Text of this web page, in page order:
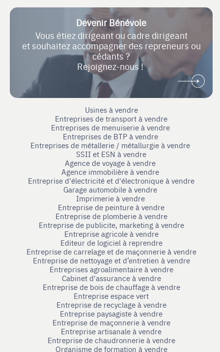
Devenir Bénévole
Vous étiez dirigeant ou cadre dirigeant
et souhaitez accompagner des repreneurs ou
cédants ?
Rejoignez-nous !
Usines à vendre
Entreprises de transport à vendre
Entreprises de menuiserie à vendre
Entreprises de BTP à vendre
Entreprises de métallerie / métallurgie à vendre
SSII et ESN à vendre
Agence de voyage à vendre
Agence immobilière à vendre
Entreprise d'électricité et d'électronique à vendre
Garage automobile à vendre
Imprimerie à vendre
Entreprise de peinture à vendre
Entreprise de plomberie à vendre
Entreprise de publicite, marketing à vendre
Entreprise agricole à vendre
Editeur de logiciel à reprendre
Entreprise de carrelage et de maçonnerie à vendre
Entreprise de nettoyage et d’entretien à vendre
Entreprises agroalimentaire à vendre
Cabinet d'assurance à vendre
Entreprise de bois de chauffage à vendre
Entreprise espace vert
Entreprise de recyclage à vendre
Entreprise paysagiste à vendre
Entreprise de maçonnerie à vendre
Entreprise artisanale à vendre
Entreprise de chaudronnerie à vendre
Organisme de formation à vendre